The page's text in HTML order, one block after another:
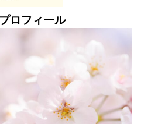
ロフィール